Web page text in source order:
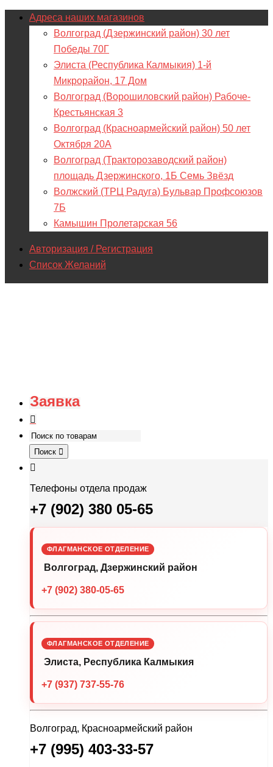
Адреса наших магазинов
Волгоград (Дзержинский район) 30 лет
Победы 70Г
Элиста (Республика Калмыкия) 1-й
Микрорайон, 17 Дом
Волгоград (Ворошиловский район) Рабоче-
Крестьянская 3
Волгоград (Красноармейский район) 50 лет
Октября 20А
Волгоград (Тракторозаводский район)
площадь Дзержинского, 1Б Семь Звёзд
Волжский (ТРЦ Радуга) Бульвар Профсоюзов
7Б
Камышин Пролетарская 56
Авторизация / Регистрация
Список Желаний
Заявка
Поиск
Телефоны отдела продаж
+7 (902) 380 05-65
ФЛАГМАНСКОЕ ОТДЕЛЕНИЕ
Волгоград, Дзержинский район
+7 (902) 380-05-65
ФЛАГМАНСКОЕ ОТДЕЛЕНИЕ
Элиста, Республика Калмыкия
+7 (937) 737-55-76
Волгоград, Красноармейский район
+7 (995) 403-33-57